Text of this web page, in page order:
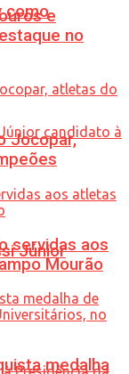
como
Júnior
e
no
Jocopar,
servidas aos
Mourão
medalha